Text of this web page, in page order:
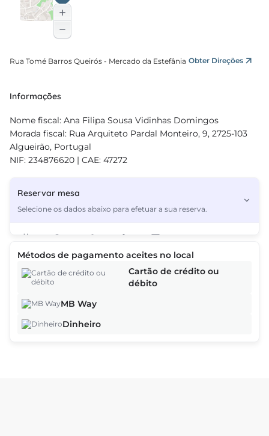
Rua Tomé Barros Queirós - Mercado da Estefânia Obter Direções
Informações
Nome fiscal: Ana Filipa Sousa Vidinhas Domingos
Morada fiscal: Rua Arquiteto Pardal Monteiro, 9, 2725-103
Algueirão, Portugal
NIF: 234876620 | CAE: 47272
Reservar mesa
Selecione os dados abaixo para efetuar a sua reserva.
As ofertas baseiam-se na hora, na data e no número de clientes e
podem variar à medida que continua o processo de reserva.
Métodos de pagamento aceites no local
Cartão de crédito ou
débito
MB Way
Dinheiro